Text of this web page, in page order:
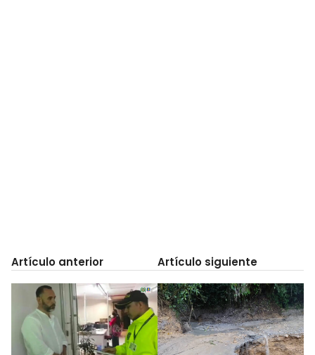
Artículo anterior Artículo siguiente